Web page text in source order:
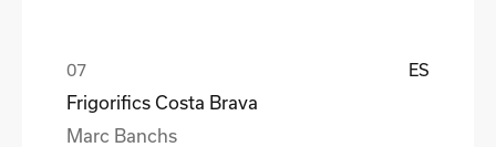
ES
Frigorifics Costa Brava
Marc Banchs